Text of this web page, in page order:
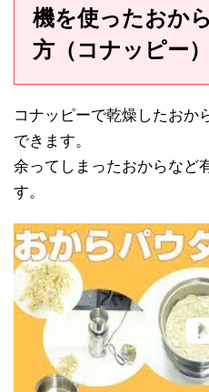
機を使ったおか
方（コナッピー）
コナッピーで乾燥したおか
できます。
余ってしまったおからなど
す。